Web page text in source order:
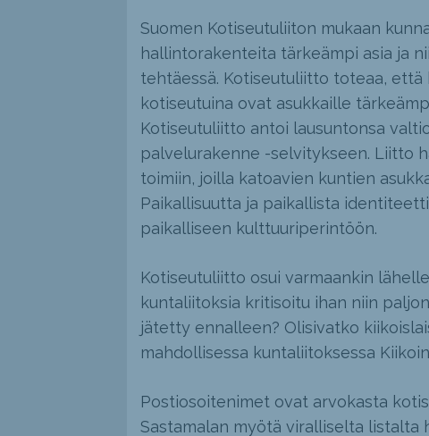
Suomen Kotiseutuliiton mukaan
hallintorakenteita tärkeämpi asia ja
tehtäessä. Kotiseutuliitto toteaa,
kotiseutuina ovat asukkaille
Kotiseutuliitto antoi lausuntonsa
palvelurakenne -selvitykseen. Liitto
toimiin, joilla katoavien kuntien
Paikallisuutta ja paikallista
paikalliseen kulttuuriperintöön.
Kotiseutuliitto osui varmaankin
kuntaliitoksia kritisoitu ihan niin
jätetty ennalleen? Olisivatko
mahdollisessa kuntaliitoksessa
Postiosoitenimet ovat arvokasta
Sastamalan myötä viralliselta listalta